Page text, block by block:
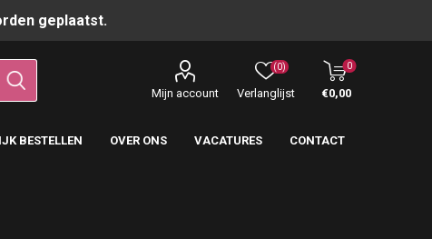
geplaatst.
Mijn account Verlanglijst
(0) 0
€0,00
BESTELLEN OVER ONS VACATURES CONTACT